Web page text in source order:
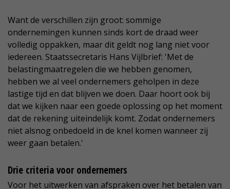
Want de verschillen zijn groot: sommige
ondernemingen kunnen sinds kort de draad weer
volledig oppakken, maar dit geldt nog lang niet voor
iedereen. Staatssecretaris Hans Vijlbrief: 'Met de
belastingmaatregelen die we hebben genomen,
hebben we al veel ondernemers geholpen in deze
lastige tijd en dat blijven we doen. Daar hoort ook bij
dat we kijken naar een goede oplossing op het moment
dat de rekening uiteindelijk komt. Zodat ondernemers
niet alsnog onbedoeld in de knel komen wanneer zij
weer gaan betalen.'
Drie criteria voor ondernemers
Voor het uitwerken van afspraken over het betalen van